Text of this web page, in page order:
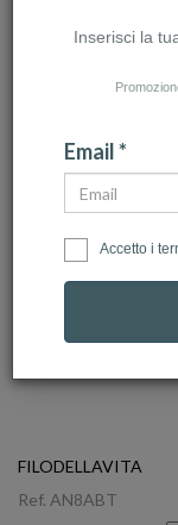
FILODELLAVITA
Ref. AN8ABT
Inserisci la
Email *
Accetto i